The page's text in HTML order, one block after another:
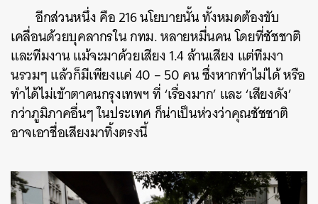
อีกส่วนหนึ่ง คือ 216 นโยบายนั้น ทั้งหมดต้องขับ
เคลื่อนด้วยบุคลากรใน กทม. หลายหมื่นคน โดยที่ชัชชาติ
และทีมงาน แม้จะมาด้วยเสียง 1.4 ล้านเสียง แต่ทีมงา
นรวมๆ แล้วก็มีเพียงแค่ 40 – 50 คน ซึ่งหากทำไม่ได้ หรือ
ทำได้ไม่เข้าตาคนกรุงเทพฯ ที่ ‘เรื่องมาก’ และ ‘เสียงดัง’
กว่าภูมิภาคอื่นๆ ในประเทศ ก็น่าเป็นห่วงว่าคุณชัชชาติ
อาจเอาชื่อเสียงมาทิ้งตรงนี้